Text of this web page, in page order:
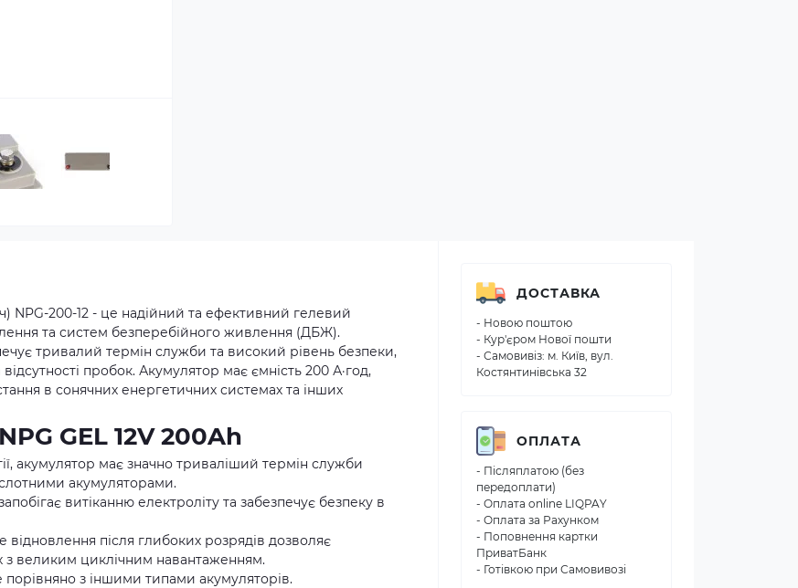
NPG-200-12 - це надійний та ефективний гелевий
та систем безперебійного живлення (ДБЖ).
тривалий термін служби та високий рівень безпеки,
пробок. Акумулятор має ємність 200 А·год,
в сонячних енергетичних системах та інших
GEL 12V 200Ah
акумулятор має значно триваліший термін служби
акумуляторами.
витіканню електроліту та забезпечує безпеку в
відновлення після глибоких розрядів дозволяє
великим циклічним навантаженням.
з іншими типами акумуляторів.
ДОСТАВКА
- Новою поштою
- Кур'єром Нової пошти
- Самовивіз: м. Київ, вул.
Костянтинівська 32
ОПЛАТА
- Післяплатою (без
передоплати)
- Оплата online LIQPAY
- Оплата за Рахунком
- Поповнення картки
ПриватБанк
- Готівкою при Самовивозі